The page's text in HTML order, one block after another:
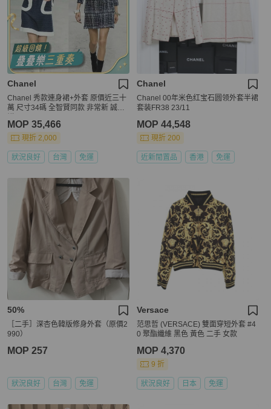
Chanel
Chanel 秀款連身裙+外套 原價近三十
萬 尺寸34碼 全智賢同款 非常新 誠可
MOP 35,466
現折 2,000
狀況良好 台灣 免運
Chanel
Chanel 00年米色红宝石圆领外套半裙
套装FR38 23/11
MOP 44,548
現折 200
近新閒置品 香港 免運
50%
［二手］深杏色韓版修身外套（原價2
990）
MOP 257
狀況良好 台灣 免運
Versace
范思哲 (VERSACE) 雙面穿短外套 #4
0 聚酯纖維 黑色 黃色 二手 女款
MOP 4,370
9 折
狀況良好 日本 免運